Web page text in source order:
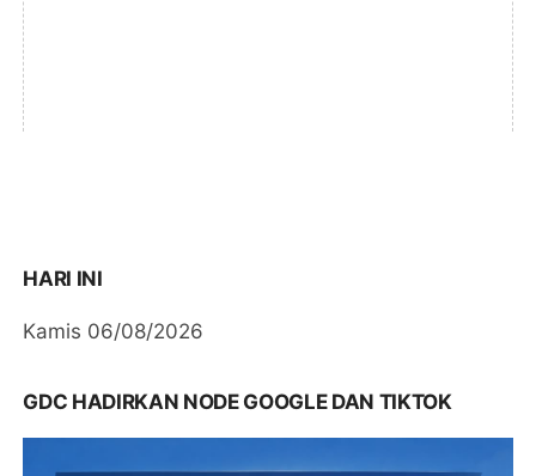
HARI INI
Kamis 06/08/2026
GDC HADIRKAN NODE GOOGLE DAN TIKTOK